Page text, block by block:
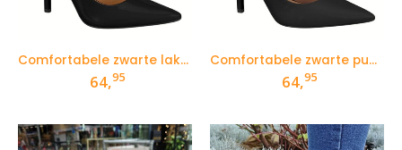
Comfortabele zwarte lakpumps met naaldhak
64,95
Comfortabele zwarte pumps met naaldhak
64,95